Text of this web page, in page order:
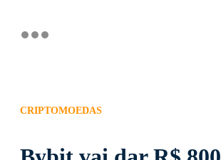
CRIPTOMOEDAS